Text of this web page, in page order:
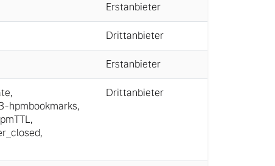
Erstanbieter
Drittanbieter
Erstanbieter
,
hpmbookmarks,
,
,
Drittanbieter